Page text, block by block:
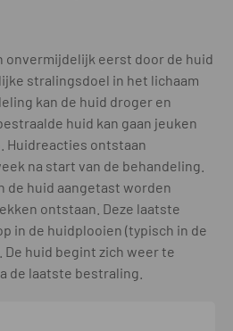
onvermijdelijk eerst door de huid
stralingsdoel in het lichaam
kan de huid droger en
huid kan gaan jeuken
Huidreacties ontstaan
na start van de behandeling.
de huid aangetast worden
ontstaan. Deze laatste
in de huidplooien (typisch in de
De huid begint zich weer te
de laatste bestraling.